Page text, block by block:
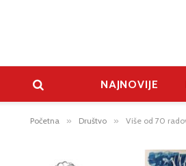
NAJNOVIJE
Početna » Društvo » Više od 70